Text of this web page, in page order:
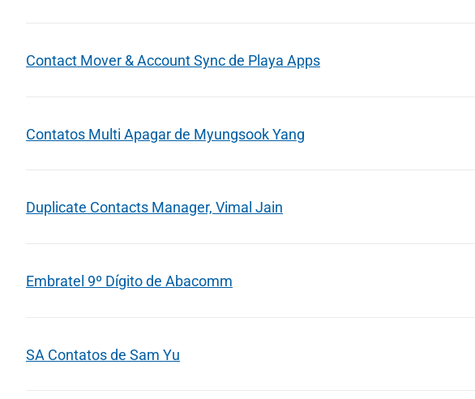
Contact Mover & Account Sync de Playa Apps
Contatos Multi Apagar de Myungsook Yang
Duplicate Contacts Manager, Vimal Jain
Embratel 9º Dígito de Abacomm
SA Contatos de Sam Yu